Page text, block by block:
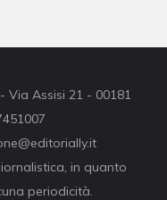
Via Assisi 21 - 00181
in quanto
periodicità.